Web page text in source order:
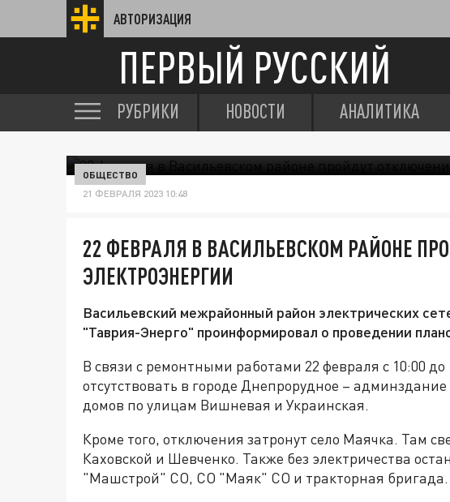
АВТОРИЗАЦИЯ
ПЕРВЫЙ РУССКИЙ
РУБРИКИ НОВОСТИ АНАЛИТИКА
ОБЩЕСТВО
21 ФЕВРАЛЯ 2023 10:48
22 ФЕВРАЛЯ В ВАСИЛЬЕВСКОМ РАЙОНЕ
ЭЛЕКТРОЭНЕРГИИ
Васильевский межрайонный район электрических
"Таврия-Энерго" проинформировал о проведении
В связи с ремонтными работами 22 февраля с 10:00 до
отсутствовать в городе Днепрорудное –
домов по улицам Вишневая и Украинская.
Кроме того, отключения затронут село Маячка. Там
Каховской и Шевченко. Также без электричества
"Машстрой" СО, СО "Маяк" СО и тракторная бригада.